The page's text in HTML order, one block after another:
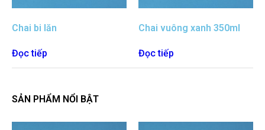
Chai bi lăn
Đọc tiếp
Chai vuông xanh 350ml
Đọc tiếp
SẢN PHẨM NỔI BẬT